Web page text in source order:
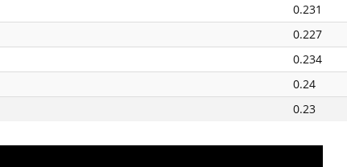
0.231
0.227
0.234
0.24
0.23